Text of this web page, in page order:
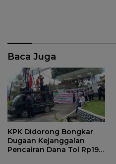
Baca Juga
KPK Didorong Bongkar
Dugaan Kejanggalan
Pencairan Dana Tol Rp190